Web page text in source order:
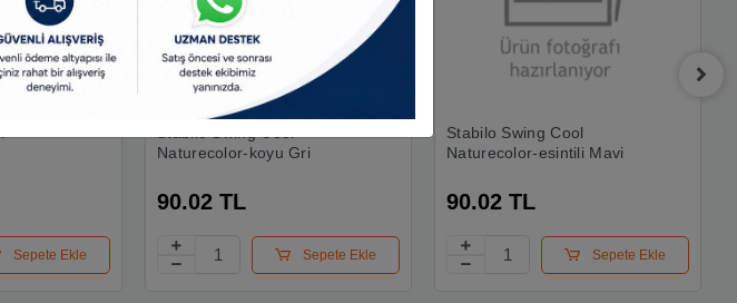
Sepete Ekle
Naturecolor-koyu Gri
90.02 TL
Sepete Ekle
Stabilo Swing Cool
Naturecolor-esintili Mavi
90.02 TL
Sepete Ekle